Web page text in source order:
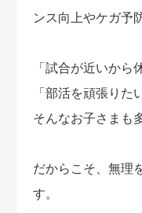
ンス向上やケガ予
「試合が近いから
「部活を頑張りた
そんなお子さまも
だからこそ、無理
す。